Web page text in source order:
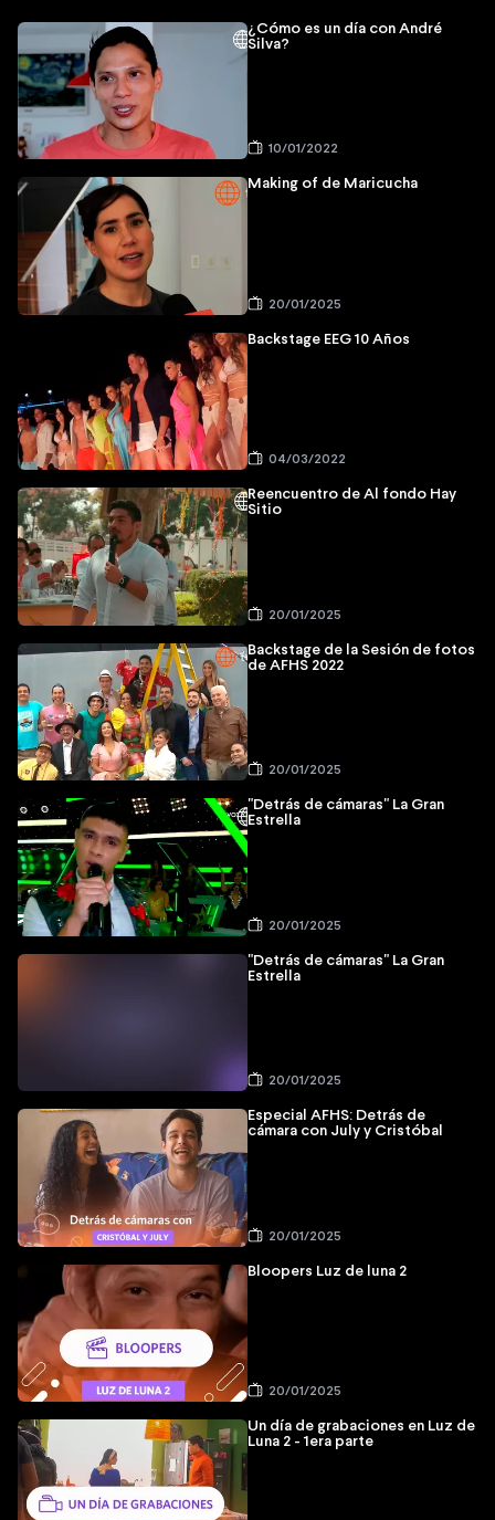
¿Cómo es un día con André
Silva?
10/01/2022
Making of de Maricucha
20/01/2025
Backstage EEG 10 Años
04/03/2022
Reencuentro de Al fondo Hay
Sitio
20/01/2025
Backstage de la Sesión de fotos
de AFHS 2022
20/01/2025
"Detrás de cámaras" La Gran
Estrella
20/01/2025
"Detrás de cámaras" La Gran
Estrella
20/01/2025
Especial AFHS: Detrás de
cámara con July y Cristóbal
20/01/2025
Bloopers Luz de luna 2
20/01/2025
Un día de grabaciones en Luz de
Luna 2 - 1era parte